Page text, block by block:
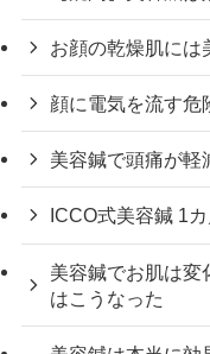
お顔の乾燥肌には
顔に電気を流す危
美容鍼で頭痛が軽
ICCO式美容鍼 1
美容鍼でお肌は変
はこうなった